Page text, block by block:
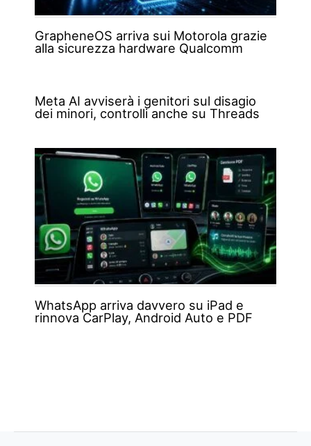
GrapheneOS arriva sui Motorola grazie
alla sicurezza hardware Qualcomm
Meta AI avviserà i genitori sul disagio
dei minori, controlli anche su Threads
WhatsApp arriva davvero su iPad e
rinnova CarPlay, Android Auto e PDF